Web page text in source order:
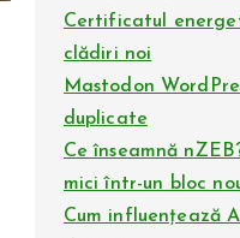
Certificatul
clădiri noi
Mastodon
duplicate
Ce înseamnă
mici într-un bloc
Cum influențează